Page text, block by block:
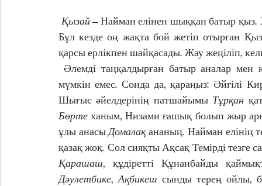
Қызай – Найман елінен шыққан батыр қыз.
Бұл кезде оң жақта бой жетіп отырған
қарсы ерлікпен шайқасады. Жау жеңіліп,
мүмкін емес. Сонда да, қараңыз: Әйгілі
Шығыс әйелдерінің патшайымы Тұрқан
Бөрте ханым, Низами ғашық болып жыр
ұлы анасы Домалақ ананың. Найман елінің
Қарашаш, құдіретті Құнанбайды
Дәулетбике, Ақбикеш сынды терең ойлы,